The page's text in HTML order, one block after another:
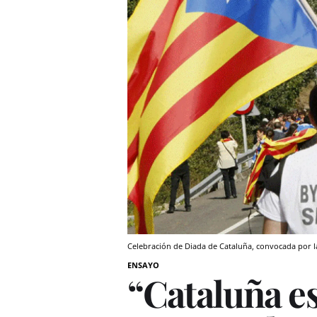
Celebración de Diada de Cataluña, convocada por
ENSAYO
“Cataluña